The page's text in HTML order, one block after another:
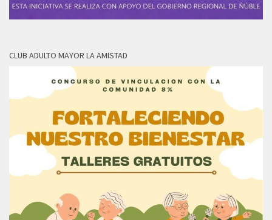
CLUB ADULTO MAYOR LA AMISTAD